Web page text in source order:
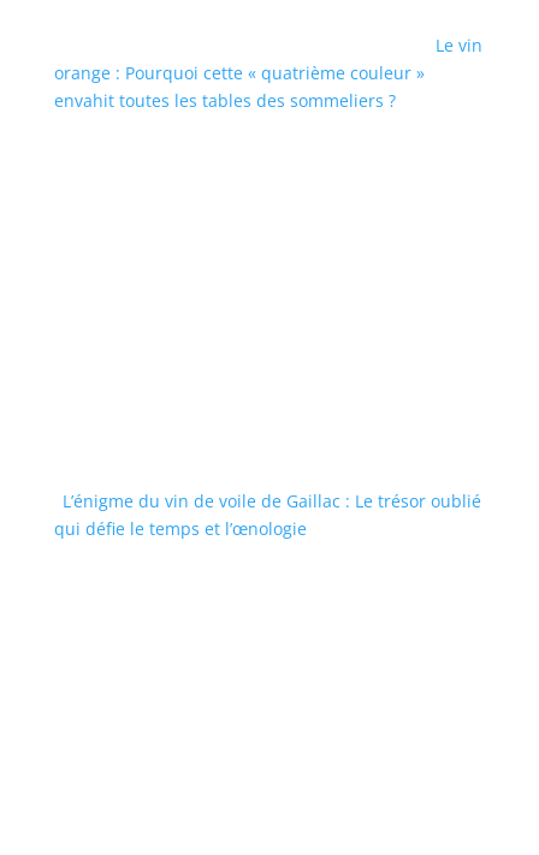
Le vin
orange : Pourquoi cette « quatrième couleur »
envahit toutes les tables des sommeliers ?
L’énigme du vin de voile de Gaillac : Le trésor oublié
qui défie le temps et l’œnologie